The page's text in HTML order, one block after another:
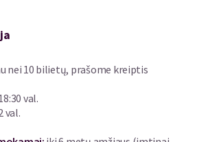
nei 10 bilietų, prašome kreiptis
val.
val.